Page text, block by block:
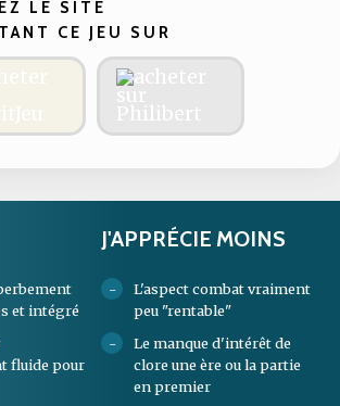
LE SITE
CE JEU SUR
et intégré
fluide pour
J'APPRÉCIE MOINS
L'aspect combat vraiment
peu "rentable"
Le manque d'intérêt de
clore une ère ou la partie
en premier